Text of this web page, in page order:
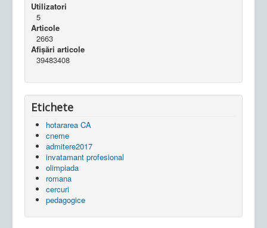
Utilizatori
5
Articole
2663
Afișări articole
39483408
Etichete
hotararea CA
cneme
admitere2017
invatamant profesional
olimpiada
romana
cercuri
pedagogice